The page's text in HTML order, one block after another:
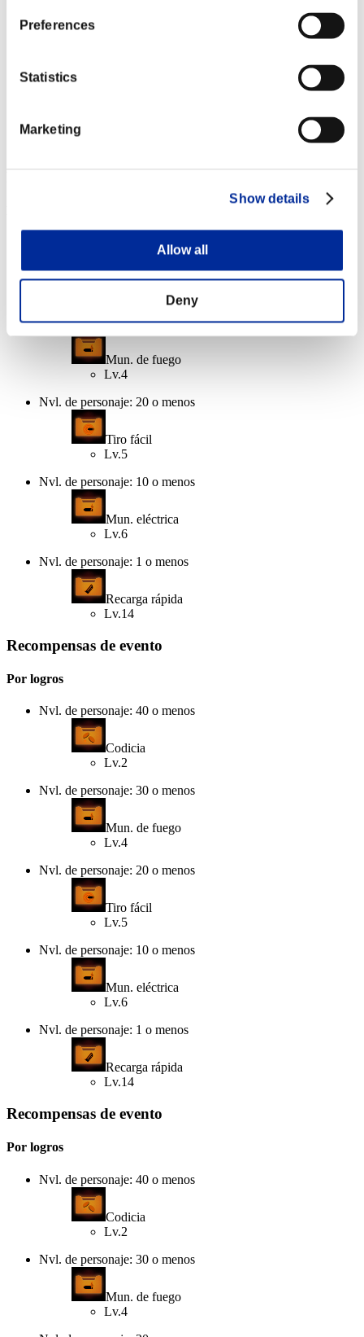
Preferences
Statistics
Marketing
Show details
Allow all
Deny
Nvl. de personaje: 40 o menos
Codicia
Nvl. de personaje: 30 o menos
Mun. de fuego
Lv.4
Nvl. de personaje: 20 o menos
Tiro fácil
Lv.5
Nvl. de personaje: 10 o menos
Mun. eléctrica
Lv.6
Nvl. de personaje: 1 o menos
Recarga rápida
Lv.14
Recompensas de evento
Por logros
Nvl. de personaje: 40 o menos
Codicia
Lv.2
Nvl. de personaje: 30 o menos
Mun. de fuego
Lv.4
Nvl. de personaje: 20 o menos
Tiro fácil
Lv.5
Nvl. de personaje: 10 o menos
Mun. eléctrica
Lv.6
Nvl. de personaje: 1 o menos
Recarga rápida
Lv.14
Recompensas de evento
Por logros
Nvl. de personaje: 40 o menos
Codicia
Lv.2
Nvl. de personaje: 30 o menos
Mun. de fuego
Lv.4